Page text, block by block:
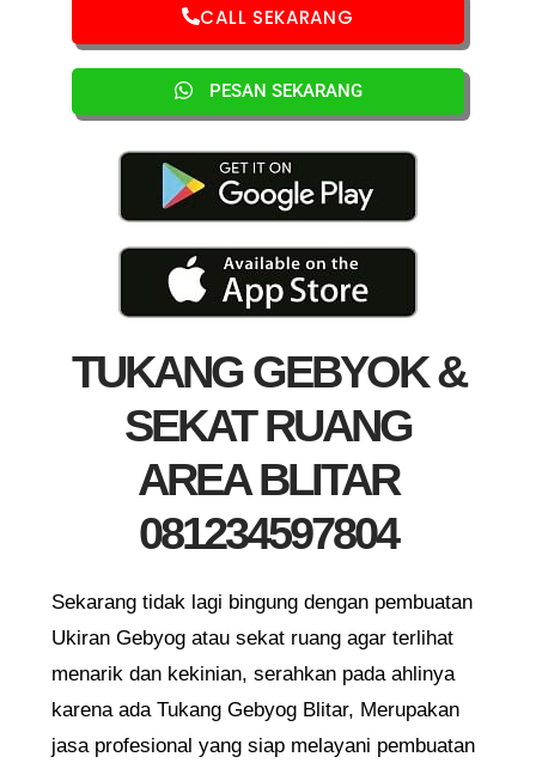
TUKANG GEBYOK &
SEKAT RUANG
AREA BLITAR
081234597804
Sekarang tidak lagi bingung dengan pembuatan
Ukiran Gebyog atau sekat ruang agar terlihat
menarik dan kekinian, serahkan pada ahlinya
karena ada Tukang Gebyog Blitar, Merupakan
jasa profesional yang siap melayani pembuatan
CALL SEKARANG
PESAN SEKARANG